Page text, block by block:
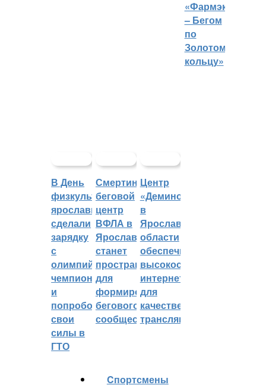
«Фармэко
– Бегом
по
Золотому
кольцу»
В День
физкультурника
ярославцы
сделали
зарядку
с
олимпийским
чемпионом
и
попробовали
свои
силы в
ГТО
Смертин:
беговой
центр
ВФЛА в
Ярославле
станет
пространством
для
формирования
бегового
сообщества
Центр
«Демино»
в
Ярославской
области
обеспечивают
высокоскоростным
интернетом
для
качественных
трансляций
Cпортсмены